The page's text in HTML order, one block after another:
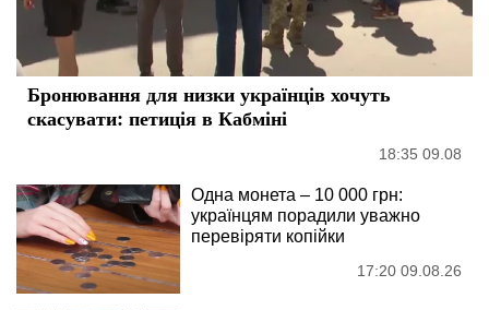
Бронювання для низки українців хочуть
скасувати: петиція в Кабміні
18:35 09.08
Одна монета – 10 000 грн:
українцям порадили уважно
перевіряти копійки
17:20 09.08.26